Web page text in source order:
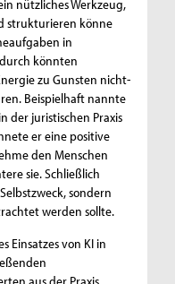
nützliches Werkzeug,
strukturieren könne
in
könnten
zu Gunsten nicht-
Beispielhaft nannte
der juristischen Praxis
er eine positive
den Menschen
sie. Schließlich
sondern
werden sollte.
Einsatzes von KI in